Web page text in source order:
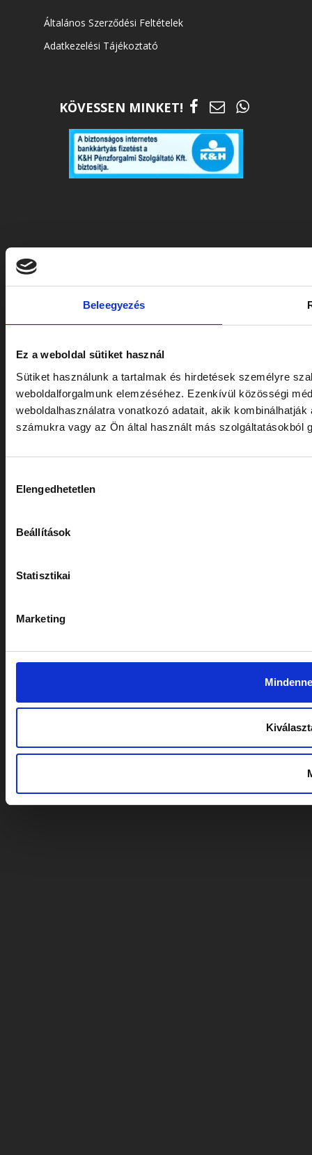
Beleegyezés
Ez a weboldal sütiket használ
Sütiket használunk a tartalmak és hirdetések személyre
weboldalforgalmunk elemzéséhez. Ezenkívül közösségi
weboldalhasználatra vonatkozó adatait, akik
számukra vagy az Ön által használt más szolgáltatásokból
kiválasztása
Elengedhetetlen
Beállítások
Statisztikai
Marketing
Általános Szerződési Feltételek
Adatkezelési Tájékoztató
KÖVESSEN MINKET!